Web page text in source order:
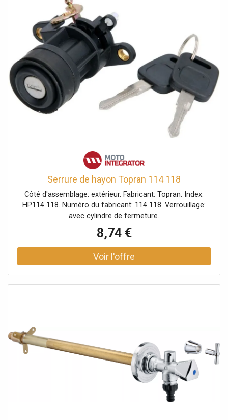
Serrure de hayon Topran 114 118
Côté d'assemblage: extérieur. Fabricant: Topran. Index:
HP114 118. Numéro du fabricant: 114 118. Verrouillage:
avec cylindre de fermeture.
8,74 €